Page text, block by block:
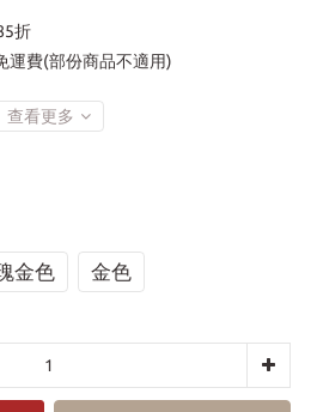
折
運費(部份商品不適用)
查看更多
金色 金色